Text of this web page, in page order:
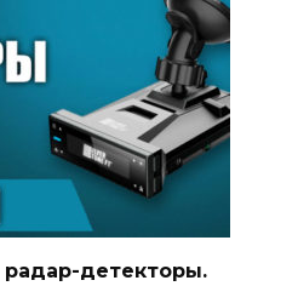
детекторы.